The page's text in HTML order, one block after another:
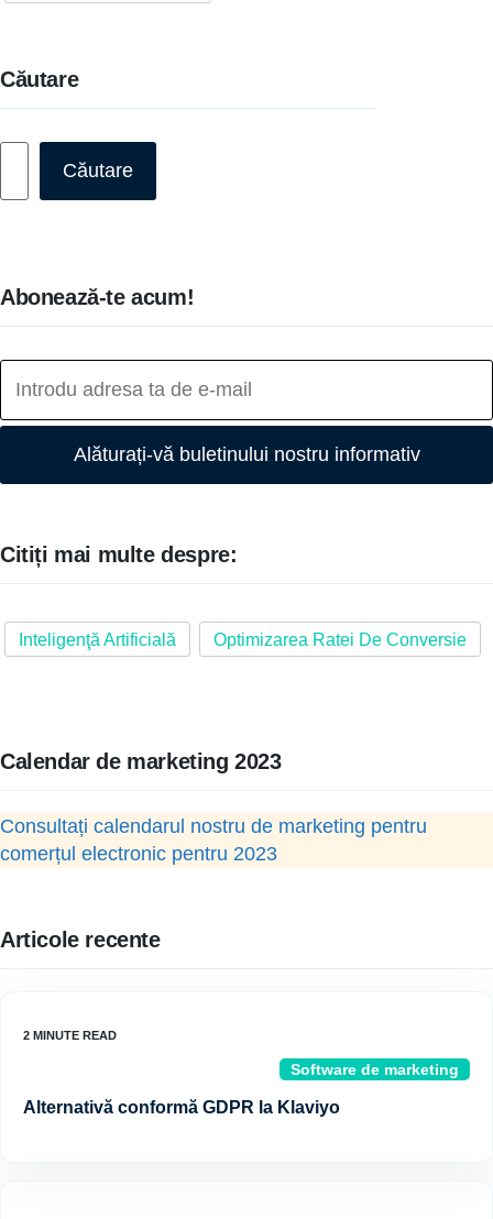
Căutare
Căutare
Abonează-te acum!
Alăturați-vă buletinului nostru informativ
Citiți mai multe despre:
Inteligenţă Artificială Optimizarea Ratei De Conversie
Calendar de marketing 2023
Consultați calendarul nostru de marketing pentru
comerțul electronic pentru 2023
Articole recente
Software de marketing
Alternativă conformă GDPR la Klaviyo